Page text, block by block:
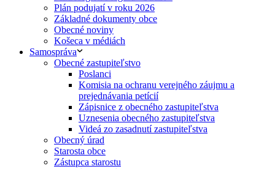
Plán podujatí v roku 2026
Základné dokumenty obce
Obecné noviny
Košeca v médiách
Samospráva
Obecné zastupiteľstvo
Poslanci
Komisia na ochranu verejného záujmu a
prejednávania petícií
Zápisnice z obecného zastupiteľstva
Uznesenia obecného zastupiteľstva
Videá zo zasadnutí zastupiteľstva
Obecný úrad
Starosta obce
Zástupca starostu